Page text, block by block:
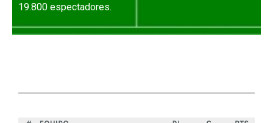
19.800 espectadores.